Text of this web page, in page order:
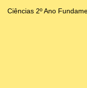
Ciências 2º Ano